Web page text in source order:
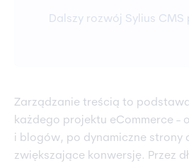
Dalszy rozwój Sylius CMS
Zarządzanie treścią to
każdego projektu eCommerce -
i blogów, po dynamiczne strony
zwiększające konwersję. Przez